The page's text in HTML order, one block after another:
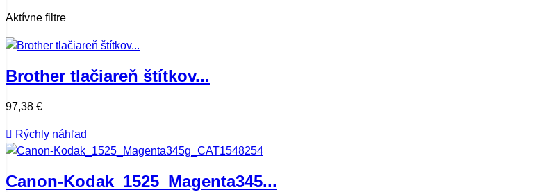
Aktívne filtre
Brother tlačiareň štítkov...
97,38 €
 Rýchly náhľad
Canon-Kodak_1525_Magenta345...